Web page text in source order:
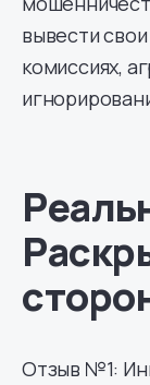
вывести
комиссиях,
Отзыв №1: